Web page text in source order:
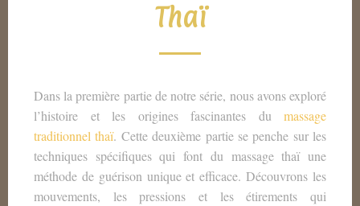
Thaï
Dans la première partie de notre série, nous avons exploré
l’histoire et les origines fascinantes du massage
traditionnel thaï. Cette deuxième partie se penche sur les
techniques spécifiques qui font du massage thaï une
méthode de guérison unique et efficace. Découvrons les
mouvements, les pressions et les étirements qui